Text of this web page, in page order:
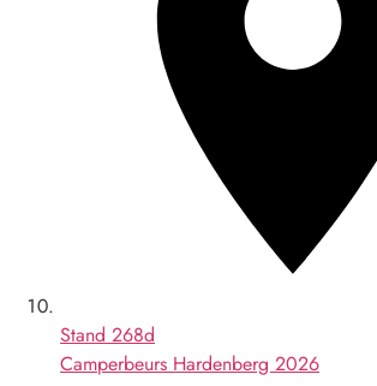
Stand 268d
Camperbeurs Hardenberg 2026